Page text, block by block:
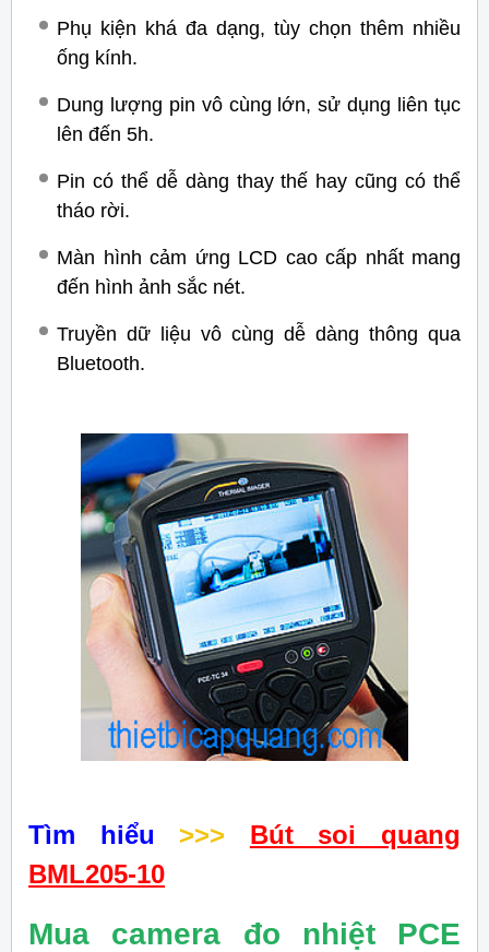
Phụ kiện khá đa dạng, tùy chọn thêm nhiều
ống kính.
Dung lượng pin vô cùng lớn, sử dụng liên tục
lên đến 5h.
Pin có thể dễ dàng thay thế hay cũng có thể
tháo rời.
Màn hình cảm ứng LCD cao cấp nhất mang
đến hình ảnh sắc nét.
Truyền dữ liệu vô cùng dễ dàng thông qua
Bluetooth.
Tìm hiểu >>>
Bút soi quang
BML205-10
Mua camera đo nhiệt PCE